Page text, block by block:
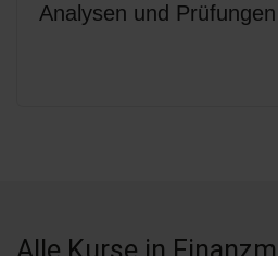
Analysen und